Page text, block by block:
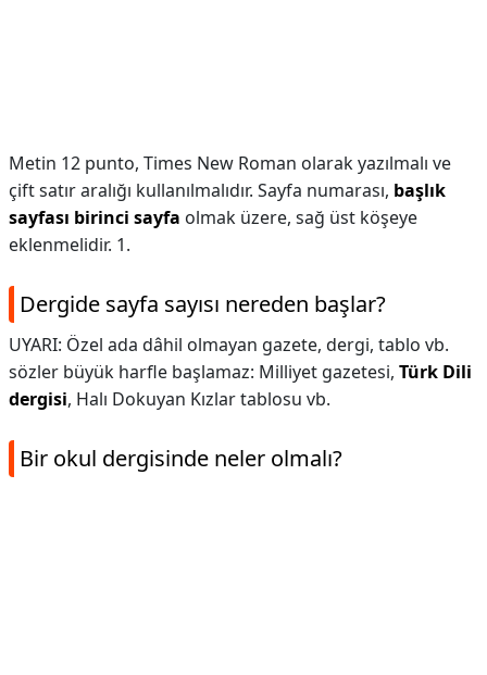
Metin 12 punto, Times New Roman olarak yazılmalı ve
çift satır aralığı kullanılmalıdır. Sayfa numarası, başlık
sayfası birinci sayfa olmak üzere, sağ üst köşeye
eklenmelidir. 1.
Dergide sayfa sayısı nereden başlar?
UYARI: Özel ada dâhil olmayan gazete, dergi, tablo vb.
sözler büyük harfle başlamaz: Milliyet gazetesi, Türk Dili
dergisi, Halı Dokuyan Kızlar tablosu vb.
Bir okul dergisinde neler olmalı?